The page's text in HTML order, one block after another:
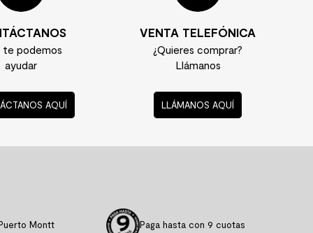
te podemos
ayudar
AQUÍ
VENTA TELEFÓNICA
¿Quieres comprar?
Llámanos
LLÁMANOS AQUÍ
Montt Paga hasta con 9 cuotas